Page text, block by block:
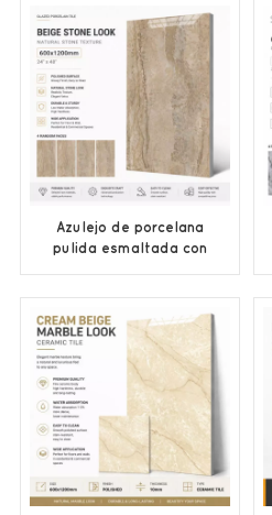
fábrica
Azulejo de porcelana
pulida esmaltada con
fábrica personalizado
OEM